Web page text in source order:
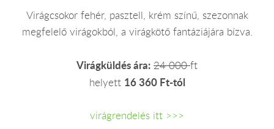
Virágcsokor fehér, pasztell, krém színű, szezonnak
megfelelő virágokból, a virágkötő fantáziájára bízva.
Virágküldés ára: 24 000ft
helyett 16 360 Ft-tól
virágrendelés itt >>>